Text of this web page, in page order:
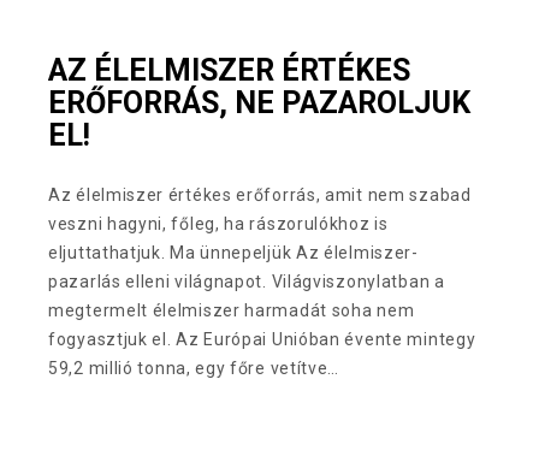
AZ ÉLELMISZER ÉRTÉKES
ERŐFORRÁS, NE PAZAROLJUK
EL!
Az élelmiszer értékes erőforrás, amit nem szabad
veszni hagyni, főleg, ha rászorulókhoz is
eljuttathatjuk. Ma ünnepeljük Az élelmiszer-
pazarlás elleni világnapot. Világviszonylatban a
megtermelt élelmiszer harmadát soha nem
fogyasztjuk el. Az Európai Unióban évente mintegy
59,2 millió tonna, egy főre vetítve…